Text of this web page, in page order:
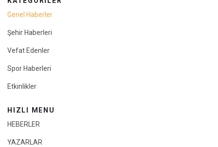
Genel Haberler
Şehir Haberleri
Vefat Edenler
Spor Haberleri
Etkinlikler
HIZLI MENU
HEBERLER
YAZARLAR